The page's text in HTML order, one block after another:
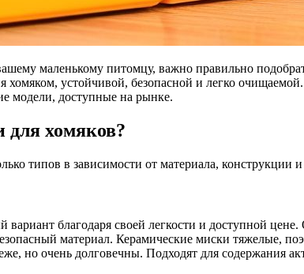
хомяком, устойчивой, безопасной и легко
модели, доступные на рынке.
хомяков?
типов в зависимости от материала, конструкции
благодаря своей легкости и доступной
материал. Керамические миски тяжелые,
но очень долговечны. Подходят для содержания